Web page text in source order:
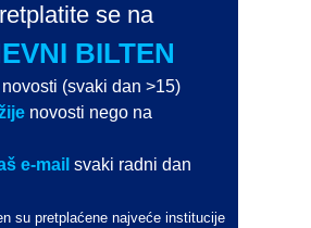
se na
BILTEN
novosti (svaki dan >15)
novosti nego na
e-mail svaki radni dan
su pretplaćene najveće institucije